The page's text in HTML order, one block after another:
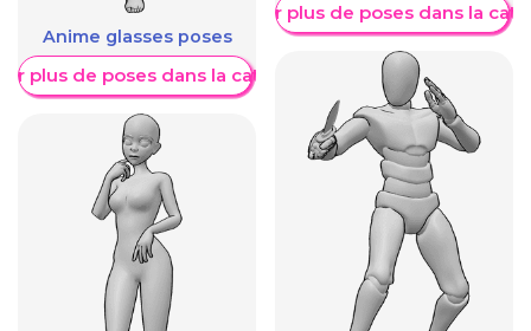
Anime glasses poses
plus de poses dans la catégorie
Afficher plus de poses dans la